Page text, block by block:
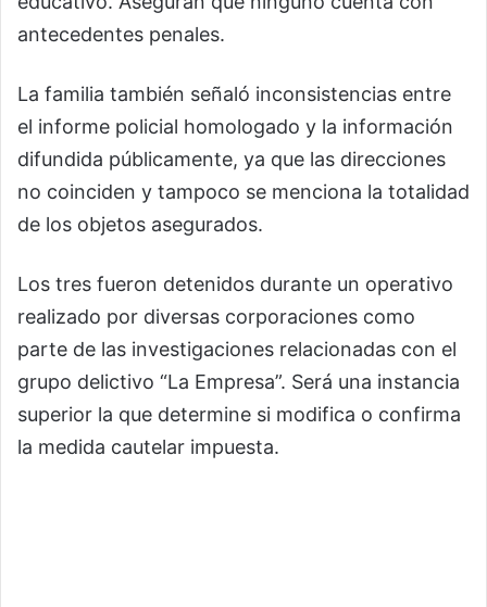
antecedentes penales.
La familia también señaló inconsistencias entre
el informe policial homologado y la información
difundida públicamente, ya que las direcciones
no coinciden y tampoco se menciona la totalidad
de los objetos asegurados.
Los tres fueron detenidos durante un operativo
realizado por diversas corporaciones como
parte de las investigaciones relacionadas con el
grupo delictivo “La Empresa”. Será una instancia
superior la que determine si modifica o confirma
la medida cautelar impuesta.